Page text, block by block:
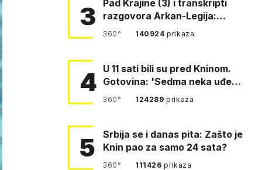
3
Pad Krajine (3) i transkripti
razgovora Arkan-Legija:
'Čujem, prelazite ustašam…
360° 140924prikaza
4 U 11 sati bili su pred Kninom.
Gotovina: 'Sedma neka uđe,
4. gardijska neka g…
360° 124289prikaza
5
Srbija se i danas pita: Zašto je
Knin pao za samo 24 sata?
360° 111426prikaza